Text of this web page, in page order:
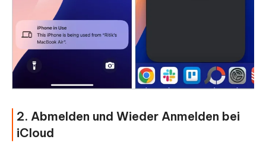
2. Abmelden und Wieder Anmelden bei
iCloud